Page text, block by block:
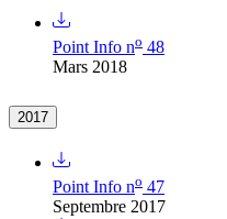
Point Info no 48
Mars 2018
2017
Point Info no 47
Septembre 2017